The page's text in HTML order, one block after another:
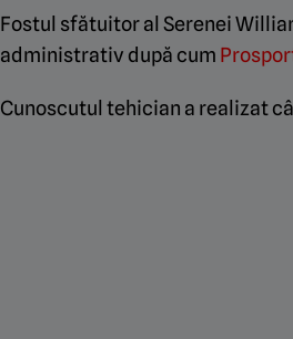
Fostul sfătuitor al Serenei
administrativ după cum
Cunoscutul tehician a realizat